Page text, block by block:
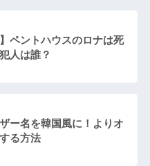
ペントハウスのロナは死
人は誰？
ー名を韓国風に！よりオ
る方法